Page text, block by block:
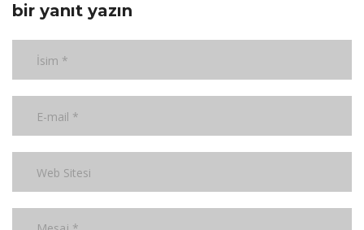
bir yanıt yazın